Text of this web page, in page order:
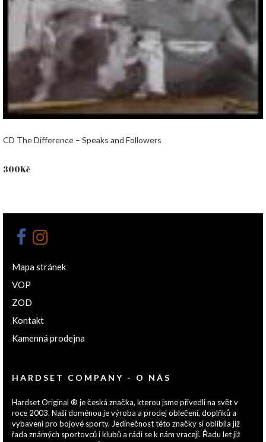
CD The Difference – Speaks and Followers
300Kč
Mapa stránek
VOP
ZOD
Kontakt
Kamenná prodejna
HARDSET COMPANY - O NÁS
Hardset Original ® je česká značka, kterou jsme přivedli na svět v
roce 2003. Naší doménou je výroba a prodej oblečení, doplňků a
vybavení pro bojové sporty. Jedinečnost této značky si oblíbila již
řada známých sportovců i klubů a rádi se k nám vracejí. Řadu let již